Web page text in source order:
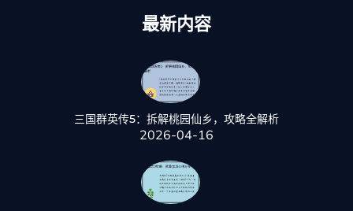
最新内容
三国群英传5：拆解桃园仙乡，攻略全解析
2026-04-16